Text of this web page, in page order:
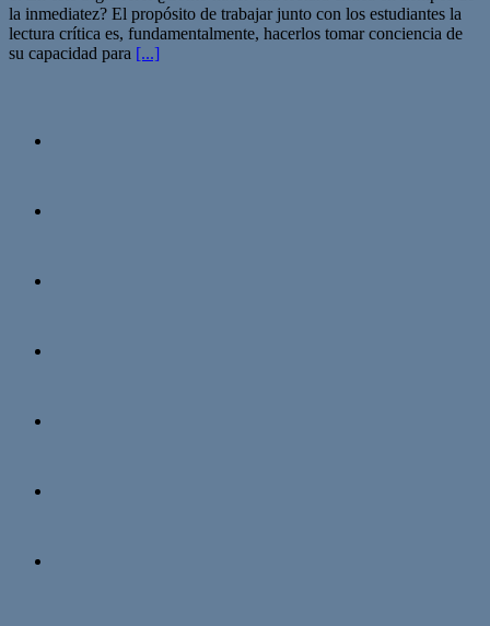
la inmediatez? El propósito de trabajar junto con los estudiantes la
lectura crítica es, fundamentalmente, hacerlos tomar conciencia de
su capacidad para [...]